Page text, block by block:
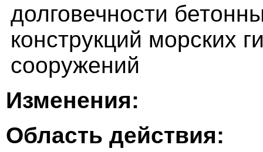
долговечности
конструкций морских
сооружений
Изменения:
Область действия: